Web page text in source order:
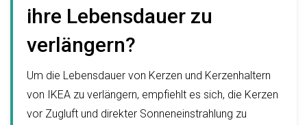
ihre Lebensdauer zu
verlängern?
Um die Lebensdauer von Kerzen und Kerzenhaltern
von IKEA zu verlängern, empfiehlt es sich, die Kerzen
vor Zugluft und direkter Sonneneinstrahlung zu